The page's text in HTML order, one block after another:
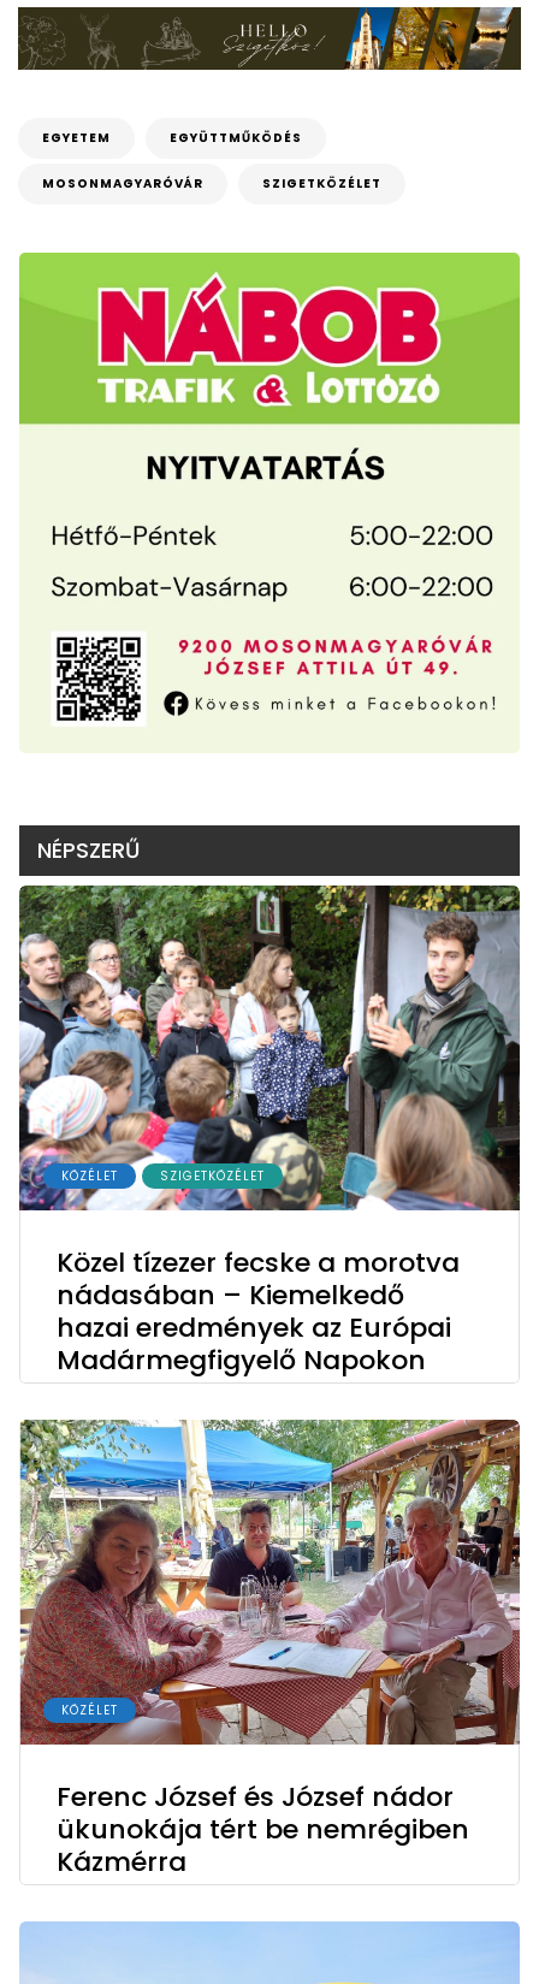
EGYETEM EGYÜTTMŰKÖDÉS
MOSONMAGYARÓVÁR SZIGETKÖZÉLET
NÉPSZERŰ
KÖZÉLET SZIGETKÖZÉLET
Közel tízezer fecske a morotva
nádasában – Kiemelkedő
hazai eredmények az Európai
Madármegfigyelő Napokon
KÖZÉLET
Ferenc József és József nádor
ükunokája tért be nemrégiben
Kázmérra